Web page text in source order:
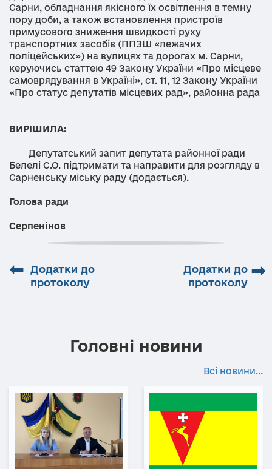
Сарни, обладнання якісного їх освітлення в темну
пору доби, а також встановлення пристроїв
примусового зниження швидкості руху
транспортних засобів (ППЗШ «лежачих
поліцейських») на вулицях та дорогах м. Сарни,
керуючись статтею 49 Закону України «Про місцеве
самоврядування в Україні», ст. 11, 12 Закону України
«Про статус депутатів місцевих рад», районна рада
ВИРІШИЛА:
Депутатський запит депутата районної ради
Белелі С.О. підтримати та направити для розгляду в
Сарненську міську раду (додається).
Голова ради
Серпенінов
⬅ Додатки до
протоколу
➡
Додатки до
протоколу
Головні новини
Всі новини...